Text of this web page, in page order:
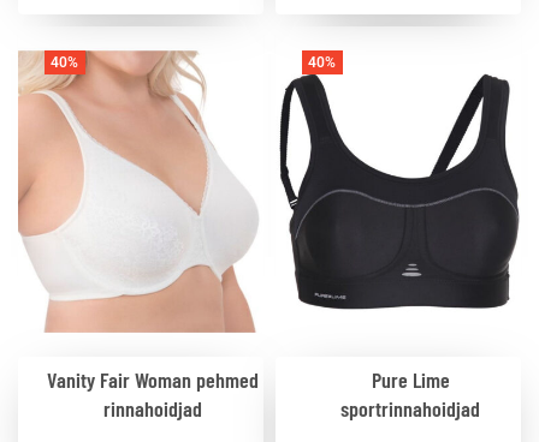
40%
Vanity Fair Woman pehmed
rinnahoidjad
40%
Pure Lime
sportrinnahoidjad